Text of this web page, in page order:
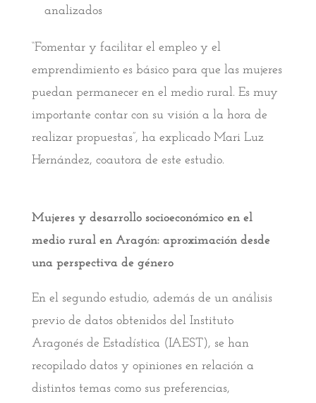
analizados
“Fomentar y facilitar el empleo y el
emprendimiento es básico para que las mujeres
puedan permanecer en el medio rural. Es muy
importante contar con su visión a la hora de
realizar propuestas”, ha explicado Mari Luz
Hernández, coautora de este estudio.
Mujeres y desarrollo socioeconómico en el
medio rural en Aragón: aproximación desde
una perspectiva de género
En el segundo estudio, además de un análisis
previo de datos obtenidos del Instituto
Aragonés de Estadística (IAEST), se han
recopilado datos y opiniones en relación a
distintos temas como sus preferencias,